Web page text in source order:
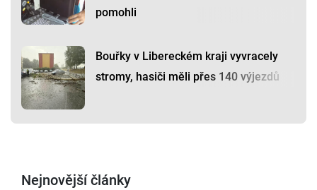
pomohli
Bouřky v Libereckém kraji vyvracely
stromy, hasiči měli přes 140 výjezdů
Nejnovější články